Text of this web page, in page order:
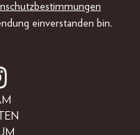
einverstanden bin.